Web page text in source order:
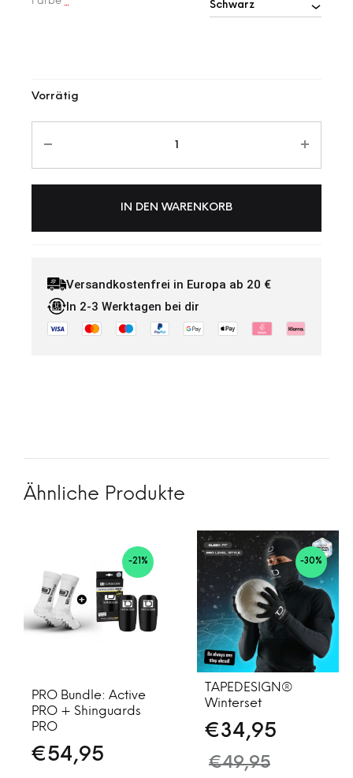
Vorrätig
IN DEN WARENKORB
Versandkostenfrei in Europa ab 20 €
In 2-3 Werktagen bei dir
Ähnliche Produkte
-21%
PRO Bundle: Active
PRO + Shinguards
PRO
€54,95
-30%
TAPEDESIGN®
Winterset
€34,95
€49,95